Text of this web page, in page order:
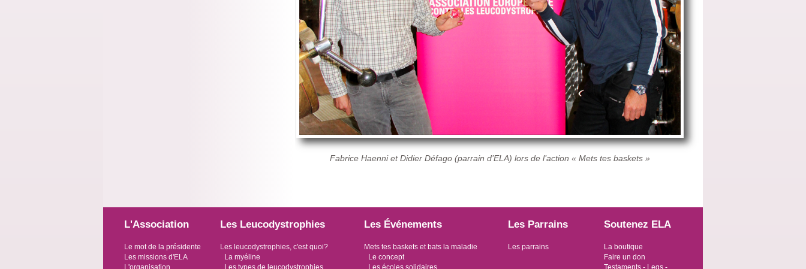
Fabrice Haenni et Didier Défago (parrain d’ELA) lors de l’action « Mets tes baskets »
L'Association
Le mot de la présidente
Les missions d'ELA
L'organisation
Les Leucodystrophies
Les leucodystrophies, c'est quoi?
La myéline
Les types de leucodystrophies
Les Événements
Mets tes baskets et bats la maladie
Le concept
Les écoles solidaires
Les Parrains
Les parrains
Soutenez ELA
La boutique
Faire un don
Testaments - Legs -